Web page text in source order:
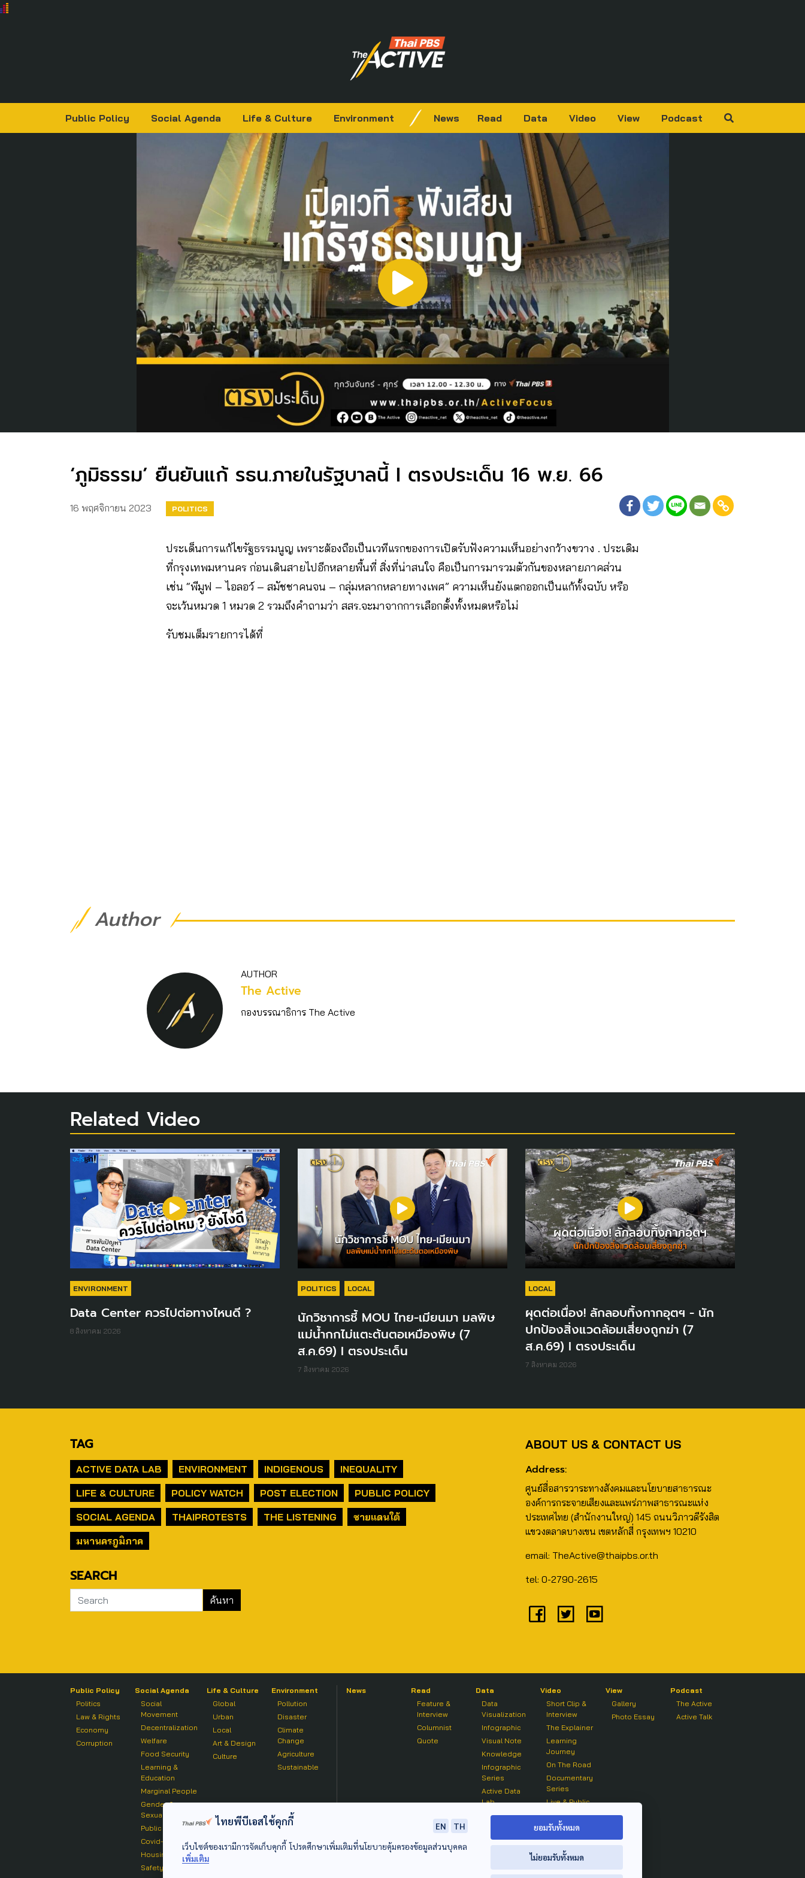
Public Policy Social Agenda Life & Culture Environment News Read Data Video View Podcast
‘ภูมิธรรม’ ยืนยันแก้ รธน.ภายในรัฐบาลนี้ I ตรงประเด็น 16 พ.ย. 66
16 พฤศจิกายน 2023 POLITICS
ประเด็นการแก้ไขรัฐธรรมนูญ เพราะต้องถือเป็นเวทีแรกของการเปิดรับฟังความเห็นอย่างกว้างขวาง . ประเดิม
ที่กรุงเทพมหานคร ก่อนเดินสายไปอีกหลายพื้นที่ สิ่งที่น่าสนใจ คือเป็นการมารวมตัวกันของหลายภาคส่วน
เช่น “พีมูฟ – ไอลอว์ – สมัชชาคนจน – กลุ่มหลากหลายทางเพศ” ความเห็นยังแตกออกเป็นแก้ทั้งฉบับ หรือ
จะเว้นหมวด 1 หมวด 2 รวมถึงคำถามว่า สสร.จะมาจากการเลือกตั้งทั้งหมดหรือไม่
รับชมเต็มรายการได้ที่
Author
AUTHOR
The Active
กองบรรณาธิการ The Active
Related Video
ENVIRONMENT
Data Center ควรไปต่อทางไหนดี ?
8 สิงหาคม 2026
POLITICS LOCAL
นักวิชาการชี้ MOU ไทย-เมียนมา มลพิษ
แม่น้ำกกไม่แตะต้นตอเหมืองพิษ (7
ส.ค.69) I ตรงประเด็น
7 สิงหาคม 2026
LOCAL
ผุดต่อเนื่อง! ลักลอบทิ้งกากอุตฯ - นัก
ปกป้องสิ่งแวดล้อมเสี่ยงถูกฆ่า (7
ส.ค.69) I ตรงประเด็น
7 สิงหาคม 2026
TAG
ACTIVE DATA LAB ENVIRONMENT INDIGENOUS
INEQUALITY
LIFE & CULTURE
POLICY WATCH POST ELECTION
PUBLIC POLICY
SOCIAL AGENDA
THAIPROTESTS THE LISTENING
ชายแดนใต้
มหานครภูมิภาค
SEARCH
ABOUT US & CONTACT US
Address:
ศูนย์สื่อสารวาระทางสังคมและนโยบายสาธารณะ
องค์การกระจายเสียงและแพร่ภาพสาธารณะแห่ง
ประเทศไทย (สำนักงานใหญ่) 145 ถนนวิภาวดีรังสิต
แขวงตลาดบางเขน เขตหลักสี่ กรุงเทพฯ 10210
email: TheActive@thaipbs.or.th
tel: 0-2790-2615
Public Policy
Politics
Law & Rights
Economy
Corruption
Social Agenda
Social
Movement
Decentralization
Welfare
Food Security
Learning &
Education
Marginal People
Gender &
Sexuality
Public Health
Covid-19
Housing
Safety
Life & Culture
Global
Urban
Local
Art & Design
Culture
Environment
Pollution
Disaster
Climate
Change
Agriculture
Sustainable
News
Read
Feature &
Interview
Columnist
Quote
Data
Data
Visualization
Infographic
Visual Note
Knowledge
Infographic
Series
Active Data
Lab
Video
Short Clip &
Interview
The Explainer
Learning
Journey
On The Road
Documentary
Series
Live & Public
On air Clip
View
Gallery
Photo Essay
Podcast
The Active
Active Talk
ไทยพีบีเอสใช้คุกกี้ EN
TH
เว็บไซต์ของเรามีการจัดเก็บคุกกี้ โปรดศึกษาเพิ่มเติมที่นโยบายคุ้มครองข้อมูลส่วนบุคคล
เพิ่มเติม
ยอมรับทั้งหมด
ไม่ยอมรับทั้งหมด